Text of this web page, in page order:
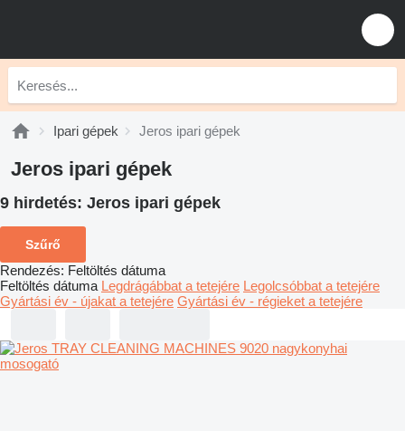
Ipari gépek Jeros ipari gépek
Jeros ipari gépek
9 hirdetés: Jeros ipari gépek
Szűrő
Rendezés: Feltöltés dátuma
Feltöltés dátuma Legdrágábbat a tetejére Legolcsóbbat a tetejére
Gyártási év - újakat a tetejére Gyártási év - régieket a tetejére